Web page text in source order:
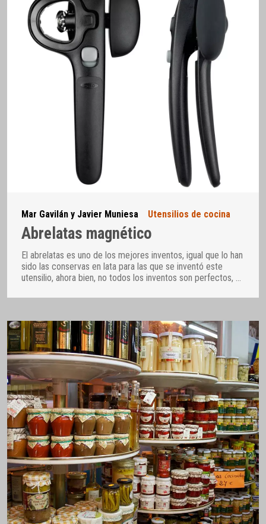
Mar Gavilán y Javier Muniesa Utensilios de cocina
Abrelatas magnético
El abrelatas es uno de los mejores inventos, igual que lo han
sido las conservas en lata para las que se inventó este
utensilio, ahora bien, no todos los inventos son perfectos, …